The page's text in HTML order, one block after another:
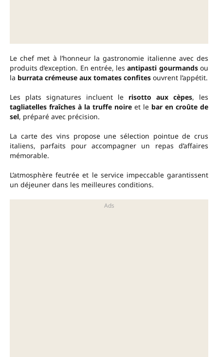
Le chef met à l’honneur la gastronomie italienne avec des
produits d’exception. En entrée, lesantipasti gourmandsou
la burrata crémeuse aux tomates confites ouvrent l’appétit.
Les plats signatures incluent le risotto aux cèpes, les
tagliatelles fraîches à la truffe noire et le bar en croûte de
sel, préparé avec précision.
La carte des vins propose une sélection pointue de crus
italiens, parfaits pour accompagner un repas d’affaires
mémorable.
L’atmosphère feutrée et le service impeccable garantissent
un déjeuner dans les meilleures conditions.